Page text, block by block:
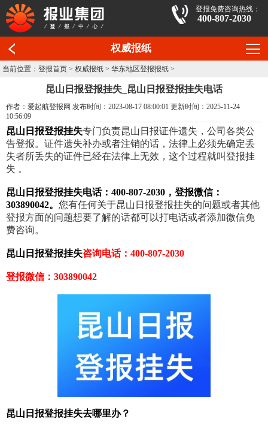
登报免费咨询热线：
400-807-2030
权威报纸
当前位置：登报首页 >权威报纸 >华东地区登报报纸 >
昆山日报登报挂失_昆山日报登报挂失电话
作者：爱起航登报网 发布时间：2023-08-17 08:00:01 更新时间：2025-11-24
10:56:09
昆山日报登报挂失专门负责昆山日报证件遗失，公司各类公
告登报。证件遗失补办或者注销的话，法律上必须先确定丢
失者所丢失的证件已经在法律上无效，这个过程就叫登报挂
失 。
昆山日报登报挂失电话：400-807-2030，登报微信：
303890042。 您有任何关于昆山日报登报挂失的问题或者其他
登报方面的问题想要了解的话都可以打电话或者添加微信免
费咨询。
昆山日报登报挂失咨询电话：400-807-2030
登报微信：303890042
昆山日报登报挂失去哪里办？